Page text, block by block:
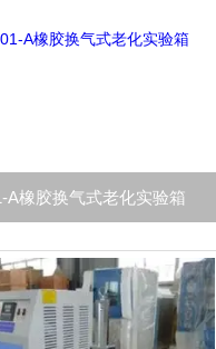
A橡胶换气式老化实验箱